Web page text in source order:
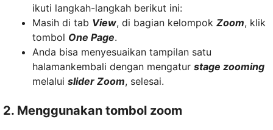
ikuti langkah-langkah berikut ini:
Masih di tab View, di bagian kelompok Zoom, klik
tombol One Page.
Anda bisa menyesuaikan tampilan satu
halamankembali dengan mengatur stage zooming
melalui slider Zoom, selesai.
2. Menggunakan tombol zoom